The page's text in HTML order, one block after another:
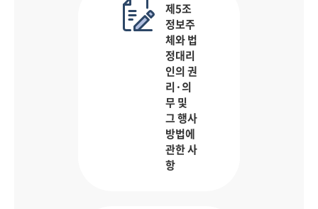
제5조
정보주
체와 법
정대리
인의 권
리·의
무 및
그 행사
방법에
관한 사
항